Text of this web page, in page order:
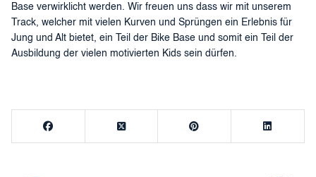
Base verwirklicht werden. Wir freuen uns dass wir mit unserem
Track, welcher mit vielen Kurven und Sprüngen ein Erlebnis für
Jung und Alt bietet, ein Teil der Bike Base und somit ein Teil der
Ausbildung der vielen motivierten Kids sein dürfen.